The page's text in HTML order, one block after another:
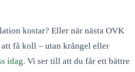
kostar? Eller när nästa OVK
få koll – utan krångel eller
idag. Vi ser till att du får ett bättre